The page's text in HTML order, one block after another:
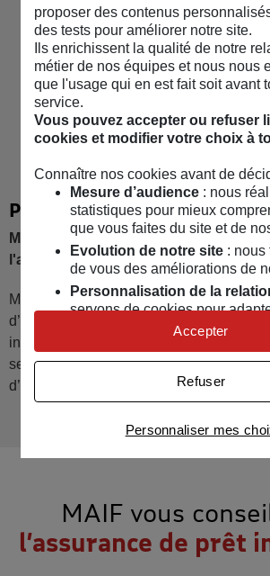
Prix et récompenses
MAIF récompensée par les Dossiers
l'assurance
6
MAIF a reçu le label d’Excellence 2026
d’assurance emprunteur. Attribué par des
indépendants, il distingue les offres les
selon des critères exigeants de
d’intérêt client.​
MAIF vous
l’assurance de prêt
proposer des contenus
des tests pour améliorer notre site.
Ils enrichissent la qualité de notre
métier de nos équipes et nous nous
que l'usage qui en est fait soit avant
service.
Vous pouvez accepter ou refuser
cookies et modifier votre choix à
Connaître nos cookies avant de
Mesure d’audience: nous
statistiques pour mieux
que vous faites du site et de
Evolution de notre site: nous
de vous des améliorations de
Personnalisation de la
servons de cookies pour
et personnaliser nos offres
Univers publicitaire: nous
publicités personnalisées
Personnaliser mes
Refuser
Accepter